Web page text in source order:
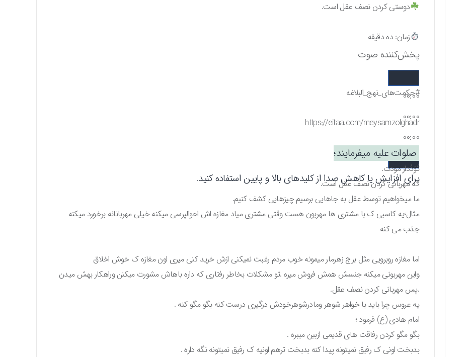
دوستى كردن نصف عقل است.
زمان: ده دقیقه
پخش‌کننده صوت
00:00
00:00
00:00
برای افزایش یا کاهش صدا از کلیدهای بالا و پایین استفاده کنید.
#حکمت‌های_نهج_البلاغه
https://eitaa.com/meysamzolghadr
صلوات علیه میفرمایند؛
تَوَدُداز مودت.
که مهربانی کردن نصف عقل است.
ما میخواهیم توسط عقل به جاهایی برسیم چیزهایی کشف کنیم.
مثال؛یه کاسبی ک با مشتری ها مهربون هست وقتی مشتری میاد مغازه اش احوالپرسی میکنه خیلی مهربانانه برخورد میکنه
جذب می کنه
اما مغازه روبرویی مثل برج زهرمار میمونه خوب مردم رغبت نمیکنی ازش خرید کنی میری اون مغازه ک خوش اخلاق
واین مهربونی میکنه جنسش همش فروش میره .تو مشکلات بخاطر رفتاری که داره باهاش مشورت میکنن وراهکار بهش میدن
.پس مهربانی کردن نصف عقل.
یه عروس چرا باید با خواهر شوهر ومادرشوهرخودش درگیری درست کنه بگو مگو کنه .
امام هادی (ع) فرمود ؛
بگو مگو کردن رفاقت های قدیمی ازبین میبره .
بدبخت اونی ک رفیق نمیتونه پیدا کنه بدبخت ترهم اونیه ک رفیق نمیتونه نگه داره .